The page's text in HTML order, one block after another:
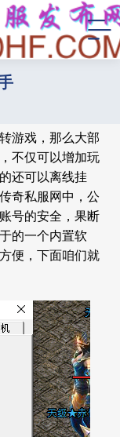
游戏，那么大部
不仅可以增加玩
还可以离线挂
奇私服网中，公
号的安全，果断
的一个内置软
便，下面咱们就